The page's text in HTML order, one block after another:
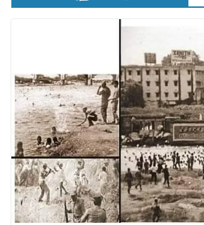
தெரியுமா?
ஆட்சியா…
கொண்டாட
பேரழிவின்
40
இடத்தில்
வயநாடு
இதுதான்
நீலகிரியில்
Landslide
வயநாட்டில்
காங்கிரஸ்